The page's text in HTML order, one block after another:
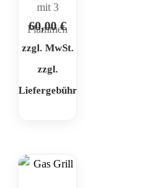
mit 3
Flammen
60,00€
zzgl. MwSt.
zzgl.
Liefergebühr